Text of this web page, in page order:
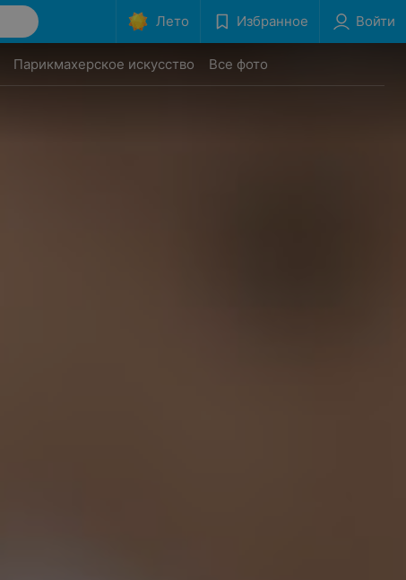
Лето Избранное Войти
Парикмахерское искусство Все фото